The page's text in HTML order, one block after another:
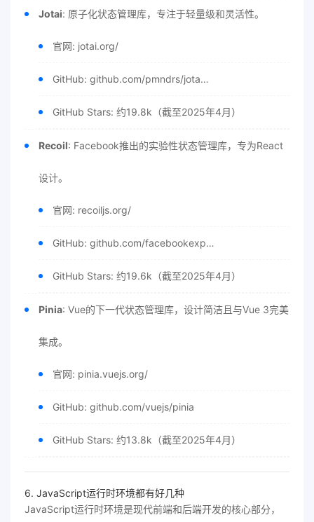
Jotai: 原子化状态管理库，专注于轻量级和灵活性。
官网: jotai.org/
GitHub: github.com/pmndrs/jota…
GitHub Stars: 约19.8k（截至2025年4月）
Recoil: Facebook推出的实验性状态管理库，专为React
设计。
官网: recoiljs.org/
GitHub: github.com/facebookexp…
GitHub Stars: 约19.6k（截至2025年4月）
Pinia: Vue的下一代状态管理库，设计简洁且与Vue 3完美
集成。
官网: pinia.vuejs.org/
GitHub: github.com/vuejs/pinia
GitHub Stars: 约13.8k（截至2025年4月）
6. JavaScript运行时环境都有好几种
JavaScript运行时环境是现代前端和后端开发的核心部分，